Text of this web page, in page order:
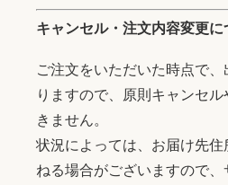
キャンセル・注文内容変更に
ご注文をいただいた時点で
りますので、原則キャンセ
きません。
状況によっては、お届け先
ねる場合がございますので